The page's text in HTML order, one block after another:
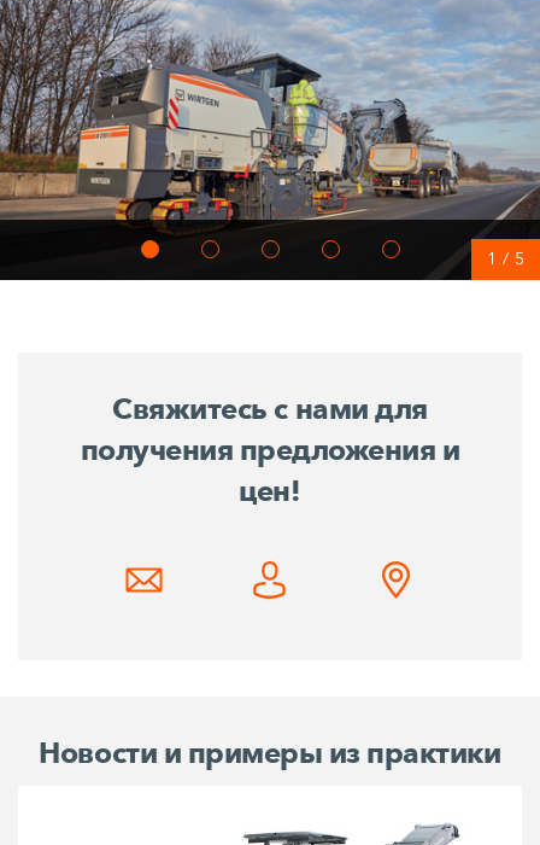
1 / 5
Свяжитесь с нами для
получения предложения и
цен!
Новости и примеры из практики